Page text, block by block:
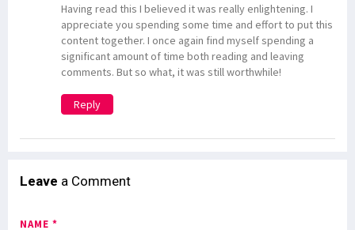
Having read this I believed it was really enlightening. I
appreciate you spending some time and effort to put this
content together. I once again find myself spending a
significant amount of time both reading and leaving
comments. But so what, it was still worthwhile!
Reply
Leave a Comment
NAME *